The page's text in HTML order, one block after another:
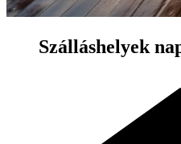
Szálláshelyek